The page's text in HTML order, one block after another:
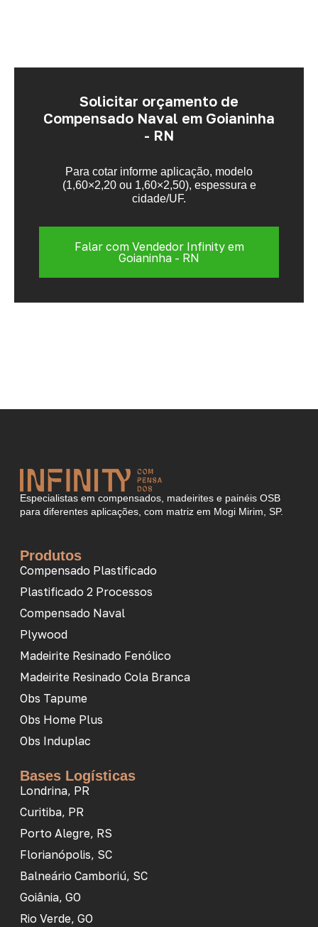
Solicitar orçamento de
Compensado Naval em Goianinha
- RN
Para cotar informe aplicação, modelo
(1,60×2,20 ou 1,60×2,50), espessura e
cidade/UF.
Falar com Vendedor Infinity em
Goianinha - RN
Especialistas em compensados, madeirites e painéis OSB
para diferentes aplicações, com matriz em Mogi Mirim, SP.
Produtos
Compensado Plastificado
Plastificado 2 Processos
Compensado Naval
Plywood
Madeirite Resinado Fenólico
Madeirite Resinado Cola Branca
Obs Tapume
Obs Home Plus
Obs Induplac
Bases Logísticas
Londrina, PR
Curitiba, PR
Porto Alegre, RS
Florianópolis, SC
Balneário Camboriú, SC
Goiânia, GO
Rio Verde, GO